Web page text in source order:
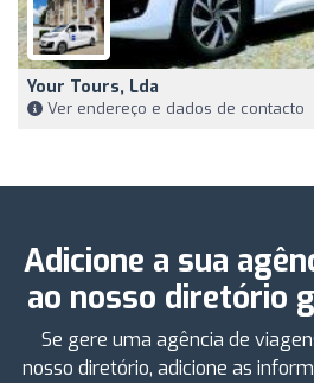
Your Tours, Lda
Ver endereço e dados de contacto
Adicione a sua
ao nosso diretório
Se gere uma agência de
nosso diretório, adicione as